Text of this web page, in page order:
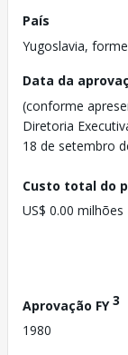
País
Yugoslavia,
Data da
(conforme
Diretoria
18 de setembro
Custo total do
US$ 0.00 milhões
Aprovação FY3
1980